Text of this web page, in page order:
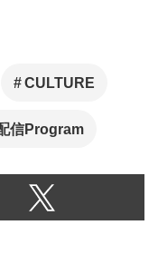
CULTURE
信Program